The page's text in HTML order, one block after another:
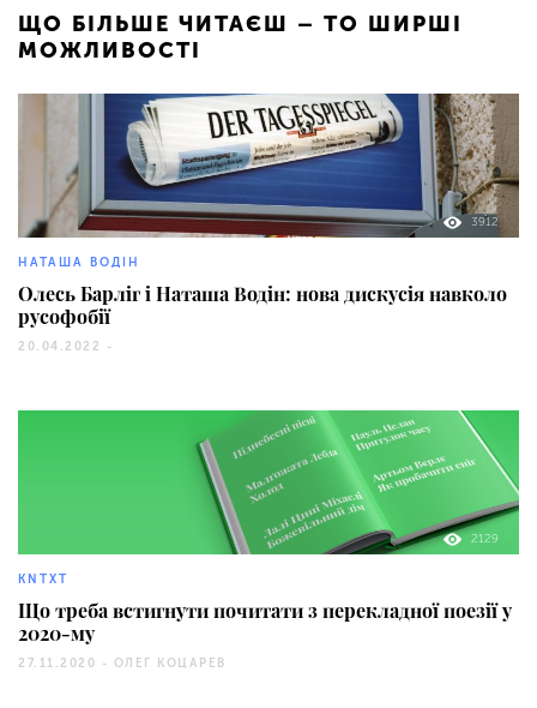
ЩО БІЛЬШЕ ЧИТАЄШ – ТО ШИРШІ
МОЖЛИВОСТІ
3912
НАТАША ВОДІН
Олесь Барліг і Наташа Водін: нова дискусія навколо
русофобії
20.04.2022 -
2129
KNTXT
Що треба встигнути почитати з перекладної поезії у
2020-му
27.11.2020 - ОЛЕГ КОЦАРЕВ